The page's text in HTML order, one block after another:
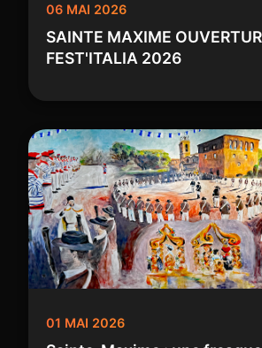
06 MAI 2026
SAINTE MAXIME
FEST'ITALIA 2026
01 MAI 2026